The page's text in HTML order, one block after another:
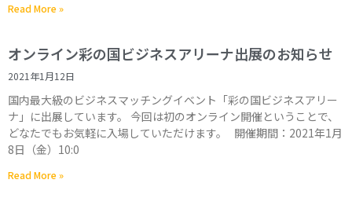
Read More »
オンライン彩の国ビジネスアリーナ出展のお知らせ
2021年1月12日
国内最大級のビジネスマッチングイベント「彩の国ビジネスアリー
ナ」に出展しています。 今回は初のオンライン開催ということで、
どなたでもお気軽に入場していただけます。 開催期間：2021年1月
8日（金）10:0
Read More »